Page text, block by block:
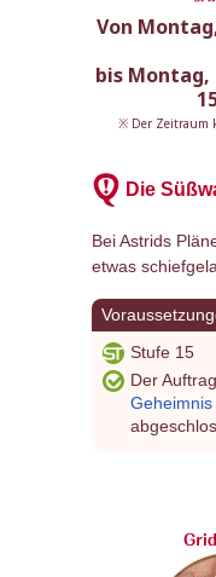
Von
bis Montag,
※ Der Zeitraum
Die
Bei Astrids
etwas
Stufe 15
Der